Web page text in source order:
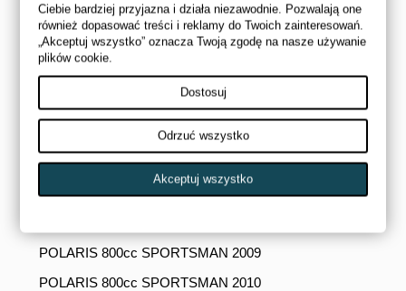
POLARIS 800cc RANGER 2013
POLARIS 800cc RANGER 2014
POLARIS 800cc RANGER 2015
POLARIS 800cc RANGER 2016
POLARIS 800cc SPORTSMAN 2005
POLARIS 800cc SPORTSMAN 2006
POLARIS 800cc SPORTSMAN 2007
POLARIS 800cc SPORTSMAN 2009
POLARIS 800cc SPORTSMAN 2010
Ciebie bardziej przyjazna i działa niezawodnie. Pozwalają one
również dopasować treści i reklamy do Twoich zainteresowań.
„Akceptuj wszystko” oznacza Twoją zgodę na nasze używanie
plików cookie.
Dostosuj
Odrzuć wszystko
Akceptuj wszystko